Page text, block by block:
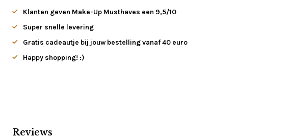
Klanten geven Make-Up Musthaves een 9,5/10
Super snelle levering
Gratis cadeautje bij jouw bestelling vanaf 40 euro
Happy shopping! :)
Reviews